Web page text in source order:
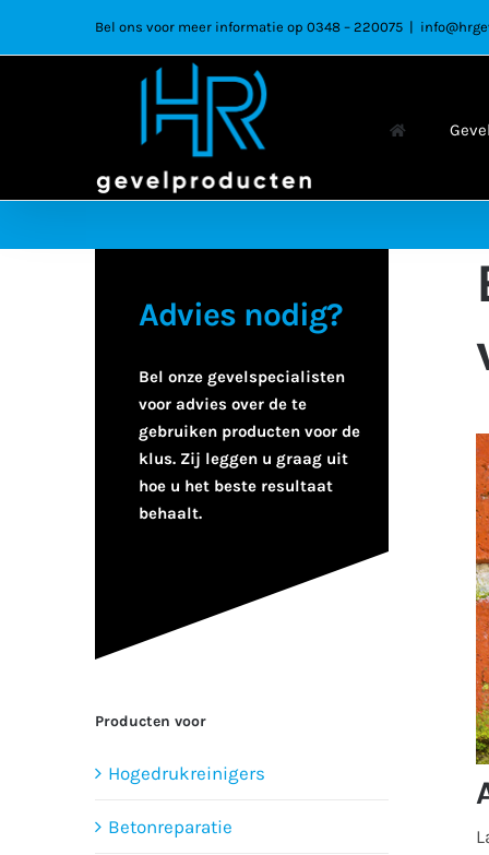
Bel ons voor meer informatie op 0348 – 220075 |
Advies nodig?
Bel onze gevelspecialisten
voor advies over de te
gebruiken producten voor de
klus. Zij leggen u graag uit
hoe u het beste resultaat
behaalt.
Producten voor
Hogedrukreinigers
Betonreparatie